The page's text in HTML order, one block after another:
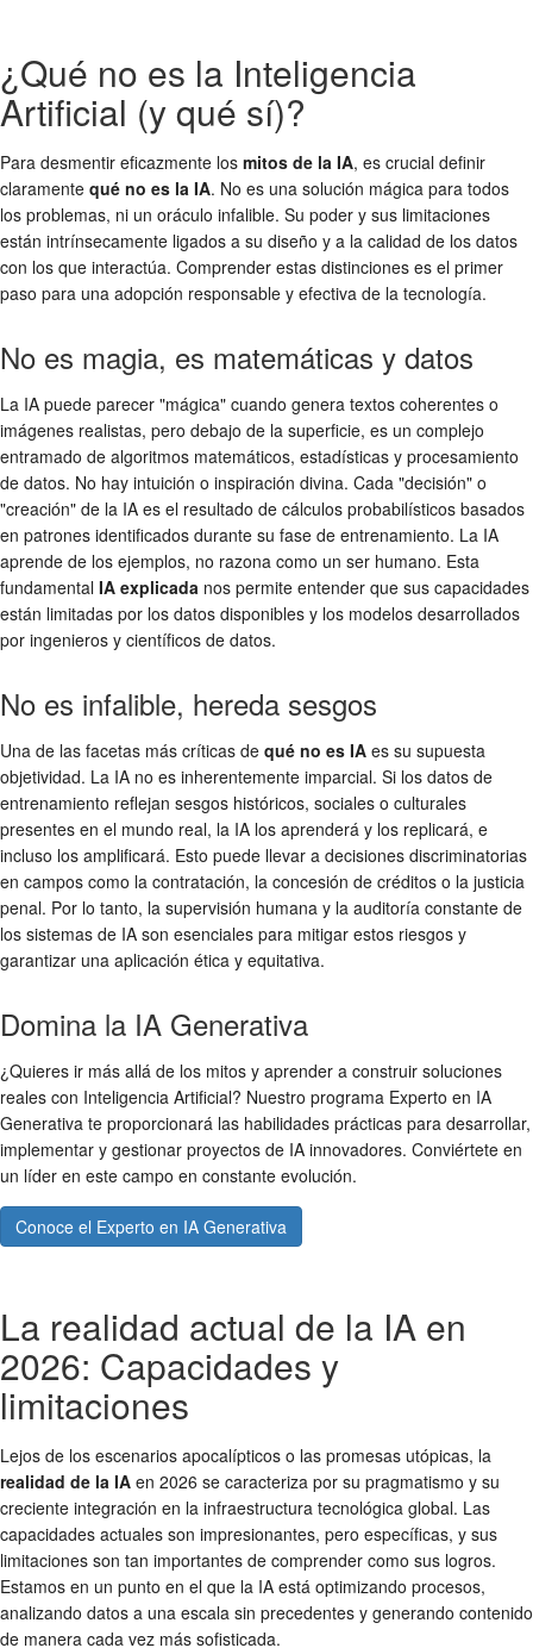
¿Qué no es la Inteligencia
Artificial (y qué sí)?
Para desmentir eficazmente los mitos de la IA, es crucial definir
claramente qué no es la IA. No es una solución mágica para todos
los problemas, ni un oráculo infalible. Su poder y sus limitaciones
están intrínsecamente ligados a su diseño y a la calidad de los datos
con los que interactúa. Comprender estas distinciones es el primer
paso para una adopción responsable y efectiva de la tecnología.
No es magia, es matemáticas y datos
La IA puede parecer "mágica" cuando genera textos coherentes o
imágenes realistas, pero debajo de la superficie, es un complejo
entramado de algoritmos matemáticos, estadísticas y procesamiento
de datos. No hay intuición o inspiración divina. Cada "decisión" o
"creación" de la IA es el resultado de cálculos probabilísticos basados
en patrones identificados durante su fase de entrenamiento. La IA
aprende de los ejemplos, no razona como un ser humano. Esta
fundamental IA explicada nos permite entender que sus capacidades
están limitadas por los datos disponibles y los modelos desarrollados
por ingenieros y científicos de datos.
No es infalible, hereda sesgos
Una de las facetas más críticas de qué no es IA es su supuesta
objetividad. La IA no es inherentemente imparcial. Si los datos de
entrenamiento reflejan sesgos históricos, sociales o culturales
presentes en el mundo real, la IA los aprenderá y los replicará, e
incluso los amplificará. Esto puede llevar a decisiones discriminatorias
en campos como la contratación, la concesión de créditos o la justicia
penal. Por lo tanto, la supervisión humana y la auditoría constante de
los sistemas de IA son esenciales para mitigar estos riesgos y
garantizar una aplicación ética y equitativa.
Domina la IA Generativa
¿Quieres ir más allá de los mitos y aprender a construir soluciones
reales con Inteligencia Artificial? Nuestro programa Experto en IA
Generativa te proporcionará las habilidades prácticas para desarrollar,
implementar y gestionar proyectos de IA innovadores. Conviértete en
un líder en este campo en constante evolución.
Conoce el Experto en IA Generativa
La realidad actual de la IA en
2026: Capacidades y
limitaciones
Lejos de los escenarios apocalípticos o las promesas utópicas, la
realidad de la IA en 2026 se caracteriza por su pragmatismo y su
creciente integración en la infraestructura tecnológica global. Las
capacidades actuales son impresionantes, pero específicas, y sus
limitaciones son tan importantes de comprender como sus logros.
Estamos en un punto en el que la IA está optimizando procesos,
analizando datos a una escala sin precedentes y generando contenido
de manera cada vez más sofisticada.